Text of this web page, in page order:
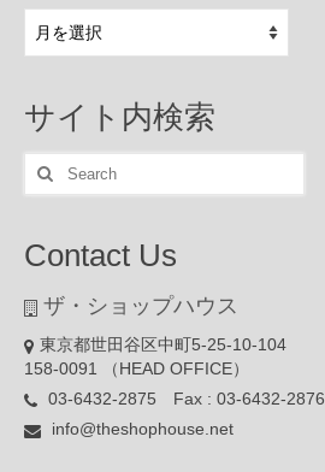
Archive
サイト内検索
Search
for:
Contact Us
ザ・ショップハウス
東京都世田谷区中町5-25-10-104
158-0091 （HEAD OFFICE）
03-6432-2875 Fax : 03-6432-2876
info@theshophouse.net